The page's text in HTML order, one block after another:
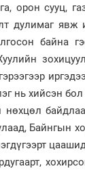
орон сууц,
дулимаг явж
байна
нь хийсэн
нөхцөл
Байнгын